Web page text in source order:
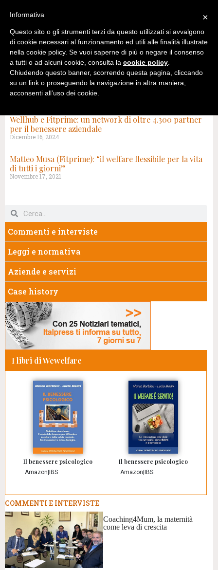
Wellhub e Fitprime: un network di oltre 4.300 partner
per il benessere aziendale
Dicembre 16, 2024
Matteo Musa (Fitprime): “il welfare flessibile per la vita
di tutti i giorni”
Novembre 17, 2021
Commenti e interviste
Leggi e normativa
Aziende e servizi
Case history
I libri di Wewelfare
Il benessere psicologico
Amazon IBS
Il benessere psicologico
Amazon IBS
COMMENTI E INTERVISTE
Coaching4Mum, la maternità
come leva di crescita
×
Informativa
Questo sito o gli strumenti terzi da questo utilizzati si avvalgono
di cookie necessari al funzionamento ed utili alle finalità illustrate
nella cookie policy. Se vuoi saperne di più o negare il consenso
a tutti o ad alcuni cookie, consulta la cookie policy.
Chiudendo questo banner, scorrendo questa pagina, cliccando
su un link o proseguendo la navigazione in altra maniera,
acconsenti all’uso dei cookie.